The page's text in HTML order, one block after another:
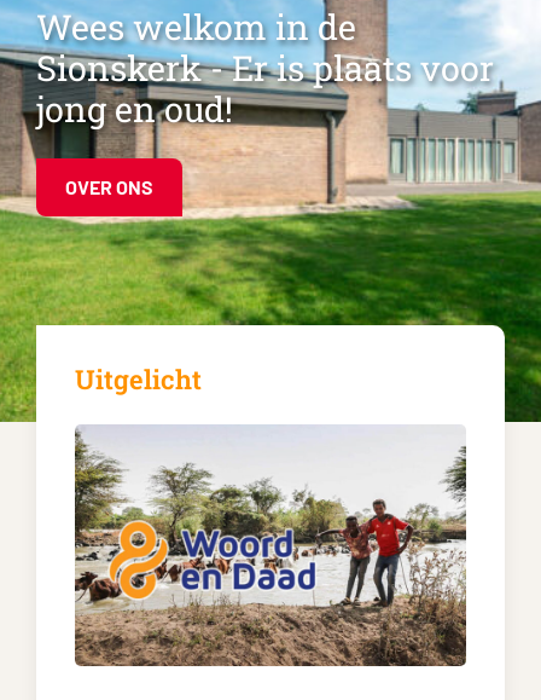
Wees welkom in de
Sionskerk - Er is plaats voor
jong en oud!
OVER ONS
Uitgelicht